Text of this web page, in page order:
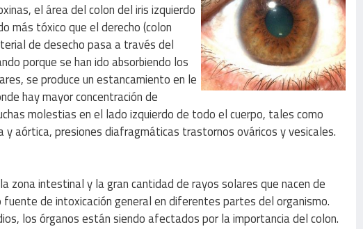
el área del colon del iris izquierdo
más tóxico que el derecho (colon
de desecho pasa a través del
porque se han ido absorbiendo los
se produce un estancamiento en le
hay mayor concentración de
molestias en el lado izquierdo de todo el cuerpo, tales como
y aórtica, presiones diafragmáticas trastornos ováricos y vesicales.
zona intestinal y la gran cantidad de rayos solares que nacen de
de intoxicación general en diferentes partes del organismo.
los órganos están siendo afectados por la importancia del colon.